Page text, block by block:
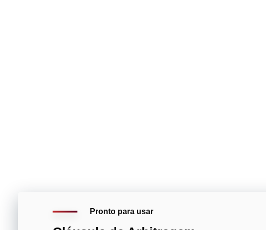
Pronto para usar